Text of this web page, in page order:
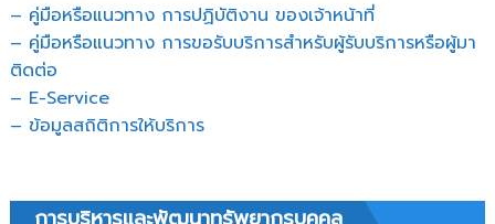
– คู่มือหรือแนวทาง การปฏิบัติงาน ของเจ้าหน้าที่
– คู่มือหรือแนวทาง การขอรับบริการสำหรับผู้รับบริการหรือผู้มา
ติดต่อ
– E-Service
– ข้อมูลสถิติการให้บริการ